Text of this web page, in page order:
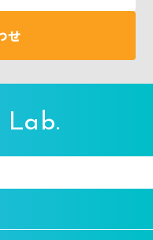
せ
Lab.